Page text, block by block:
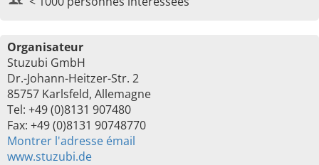
Organisateur
Stuzubi GmbH
Dr.-Johann-Heitzer-Str. 2
85757 Karlsfeld, Allemagne
Tel: +49 (0)8131 907480
Fax: +49 (0)8131 90748770
Montrer l'adresse émail
www.stuzubi.de